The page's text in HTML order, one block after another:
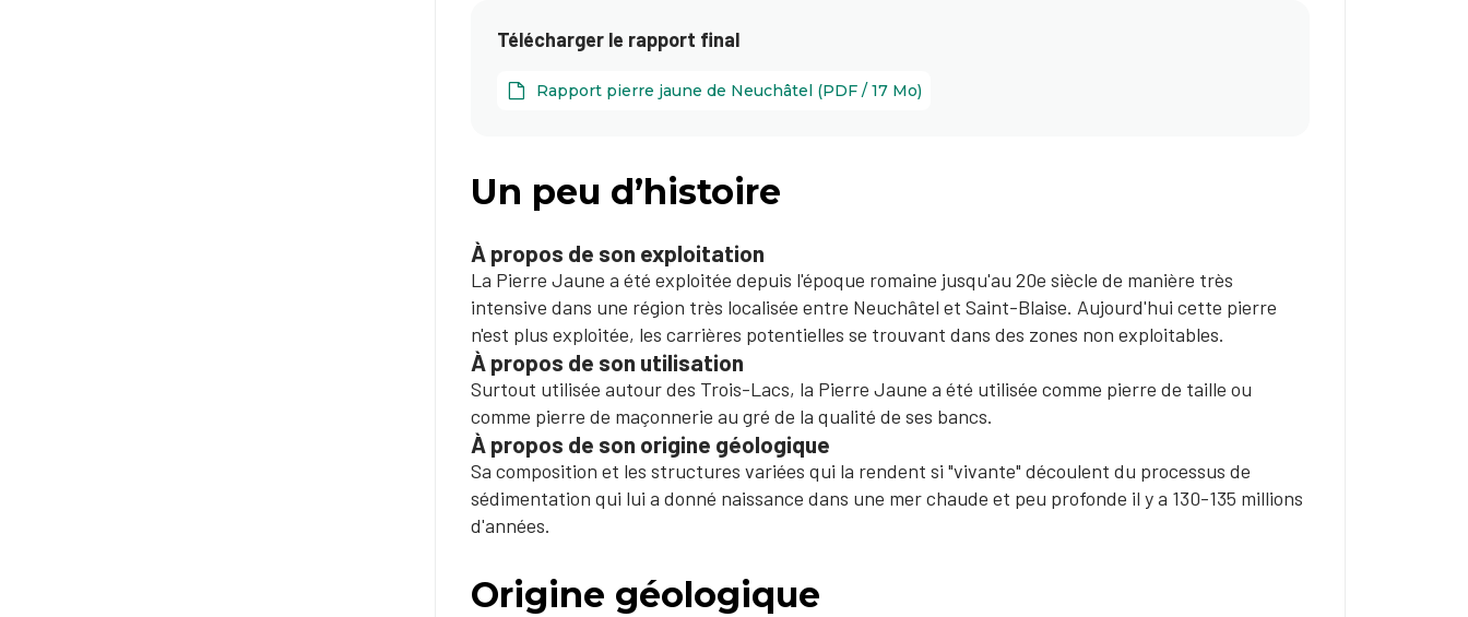
Télécharger le rapport final
Rapport pierre jaune de Neuchâtel (PDF / 17 Mo)
Un peu d’histoire
À propos de son exploitation
La Pierre Jaune a été exploitée depuis l'époque romaine jusqu'au 20e siècle de manière très
intensive dans une région très localisée entre Neuchâtel et Saint-Blaise. Aujourd'hui cette pierre
n'est plus exploitée, les carrières potentielles se trouvant dans des zones non exploitables.
À propos de son utilisation
Surtout utilisée autour des Trois-Lacs, la Pierre Jaune a été utilisée comme pierre de taille ou
comme pierre de maçonnerie au gré de la qualité de ses bancs.
À propos de son origine géologique
Sa composition et les structures variées qui la rendent si "vivante" découlent du processus de
sédimentation qui lui a donné naissance dans une mer chaude et peu profonde il y a 130-135 millions
d'années.
Origine géologique